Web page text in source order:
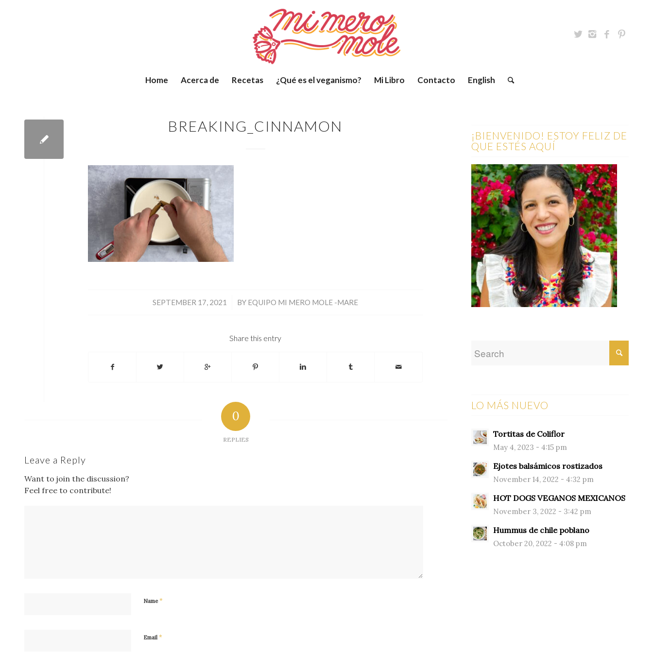
Home Acerca de Recetas ¿Qué es el veganismo? Mi Libro Contacto English
BREAKING_CINNAMON
SEPTEMBER 17, 2021
/ BY EQUIPO MI MERO MOLE -MARE
Share this entry
0
REPLIES
Leave a Reply
Want to join the discussion?
Feel free to contribute!
Name*
Email *
¡BIENVENIDO! ESTOY FELIZ DE
QUE ESTÉS AQUÍ
LO MÁS NUEVO
Tortitas de Coliflor
May 4, 2023 - 4:15 pm
Ejotes balsámicos rostizados
November 14, 2022 - 4:32 pm
HOT DOGS VEGANOS MEXICANOS
November 3, 2022 - 3:42 pm
Hummus de chile poblano
October 20, 2022 - 4:08 pm